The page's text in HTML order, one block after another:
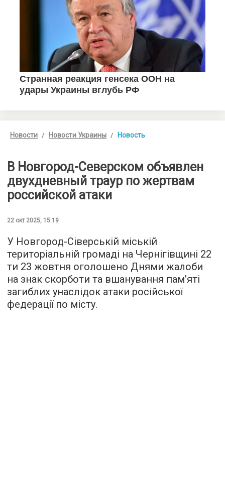
Новости Новости Украины Новость
В Новгород-Северском объявлен
двухдневный траур по жертвам
российской атаки
22 окт 2025, 15:19
У Новгород-Сіверській міській
територіальній громаді на Чернігівщині 22
ти 23 жовтня оголошено Днями жалоби
на знак скорботи та вшанування пам’яті
загиблих унаслідок атаки російської
федерації по місту.